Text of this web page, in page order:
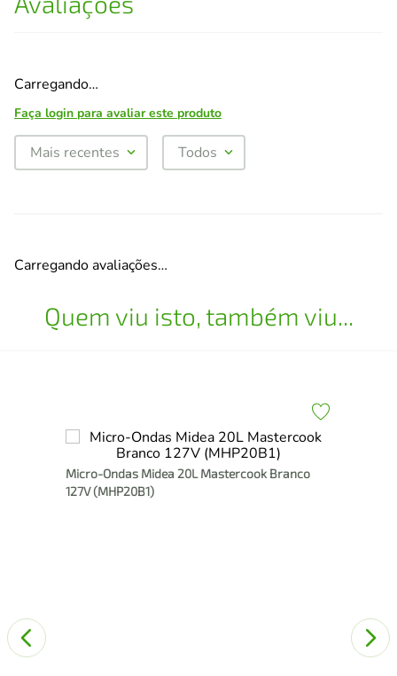
Carregando…
Faça login para avaliar este produto
Mais recentes Todos
Carregando avaliações…
Quem viu isto, também viu...
Micro-Ondas Midea 20L Mastercook Branco
127V (MHP20B1)